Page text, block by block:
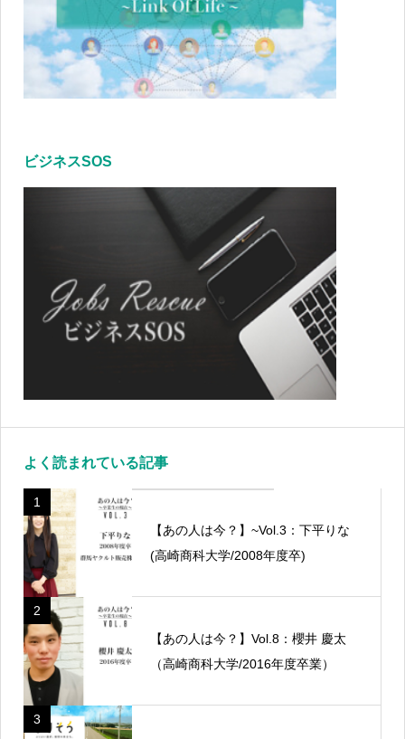
ビジネスSOS
よく読まれている記事
1
【あの人は今？】~Vol.3：下平りな
(高崎商科大学/2008年度卒)
2
【あの人は今？】Vol.8：櫻井 慶太
（高崎商科大学/2016年度卒業）
3